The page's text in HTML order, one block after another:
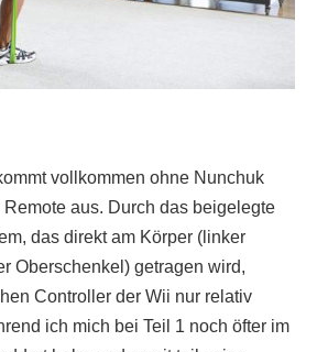
vollkommen ohne Nunchuk
aus. Durch das beigelegte
das direkt am Körper (linker
Oberschenkel) getragen wird,
Controller der Wii nur relativ
ich mich bei Teil 1 noch öfter im